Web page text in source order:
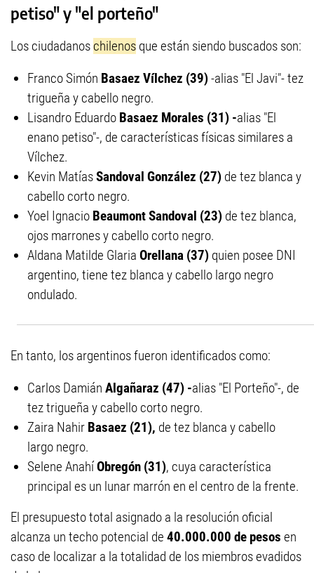
petiso" y "el porteño"
Los ciudadanos chilenos que están siendo buscados son:
Franco Simón Basaez Vílchez (39)-alias "El Javi"- tez
trigueña y cabello negro.
Lisandro Eduardo Basaez Morales (31) -alias "El
enano petiso"-, de características físicas similares a
Vílchez.
Kevin MatíasSandoval González (27) de tez blanca y
cabello corto negro.
Yoel Ignacio Beaumont Sandoval (23) de tez blanca,
ojos marrones y cabello corto negro.
Aldana Matilde Glaria Orellana (37) quien posee DNI
argentino, tiene tez blanca y cabello largo negro
ondulado.
En tanto, los argentinos fueron identificados como:
Carlos Damián Algañaraz (47) -alias "El Porteño"-, de
tez trigueña y cabello corto negro.
Zaira Nahir Basaez (21), de tez blanca y cabello
largo negro.
Selene AnahíObregón (31), cuya característica
principal es un lunar marrón en el centro de la frente.
El presupuesto total asignado a la resolución oficial
alcanza un techo potencial de 40.000.000 de pesos en
caso de localizar a la totalidad de los miembros evadidos